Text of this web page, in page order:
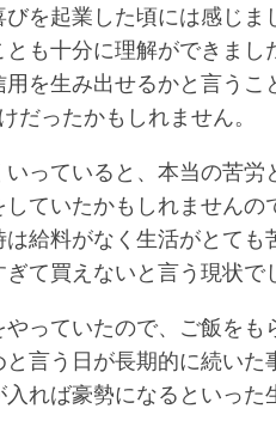
びを起業した頃には感じ
も十分に理解ができま
を生み出せるかと言う
だったかもしれません。
っていると、本当の苦
ていたかもしれません
は給料がなく生活がとて
て買えないと言う現状で
っていたので、ご飯を
言う日が長期的に続い
れば豪勢になるといった